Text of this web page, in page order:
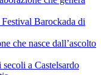
Barockada di
che nasce dall’ascolto
a Castelsardo